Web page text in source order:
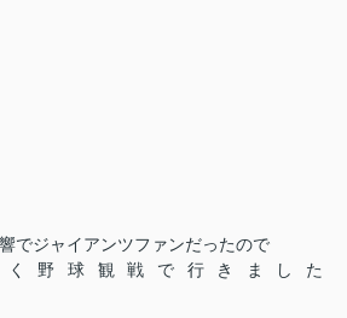
でジャイアンツファンだったので
野球観戦で行きました